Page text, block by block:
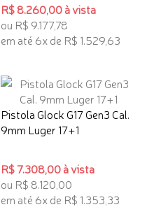
R$ 8.260,00 à vista
ou R$ 9.177,78
em até 6x de R$ 1.529,63
Pistola Glock G17 Gen3 Cal.
9mm Luger 17+1
R$ 7.308,00 à vista
ou R$ 8.120,00
em até 6x de R$ 1.353,33